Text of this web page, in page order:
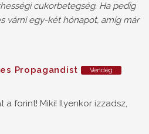
cukorbetegség. Ha pedig
várni egy-két hónapot, amíg már
Propagandist Vendég
a forint! Miki! Ilyenkor izzadsz,